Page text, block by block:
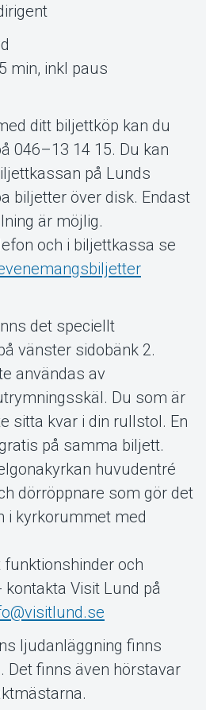
min, inkl paus
ditt biljettköp kan du
046–13 14 15. Du kan
på Lunds
biljetter över disk. Endast
är möjlig.
och i biljettkassa se
det speciellt
vänster sidobänk 2.
användas av
Du som är
sitta kvar i din rullstol. En
på samma biljett.
huvudentré
dörröppnare som gör det
i kyrkorummet med
och
Visit Lund på
ljudanläggning finns
Det finns även hörstavar